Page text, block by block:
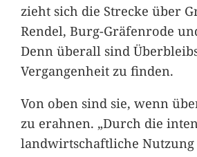
zieht sich die Strecke über
Rendel, Burg-Gräfenrode
Denn überall sind
Vergangenheit zu finden.
Von oben sind sie, wenn
zu erahnen. „Durch die
landwirtschaftliche Nutzung